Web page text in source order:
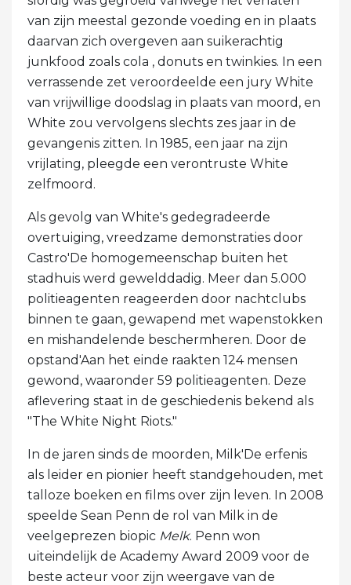
van zijn meestal gezonde voeding en in plaats
daarvan zich overgeven aan suikerachtig
junkfood zoals cola , donuts en twinkies. In een
verrassende zet veroordeelde een jury White
van vrijwillige doodslag in plaats van moord, en
White zou vervolgens slechts zes jaar in de
gevangenis zitten. In 1985, een jaar na zijn
vrijlating, pleegde een verontruste White
zelfmoord.
Als gevolg van White's gedegradeerde
overtuiging, vreedzame demonstraties door
Castro'De homogemeenschap buiten het
stadhuis werd gewelddadig. Meer dan 5.000
politieagenten reageerden door nachtclubs
binnen te gaan, gewapend met wapenstokken
en mishandelende beschermheren. Door de
opstand'Aan het einde raakten 124 mensen
gewond, waaronder 59 politieagenten. Deze
aflevering staat in de geschiedenis bekend als
"The White Night Riots."
In de jaren sinds de moorden, Milk'De erfenis
als leider en pionier heeft standgehouden, met
talloze boeken en films over zijn leven. In 2008
speelde Sean Penn de rol van Milk in de
veelgeprezen biopic Melk. Penn won
uiteindelijk de Academy Award 2009 voor de
beste acteur voor zijn weergave van de